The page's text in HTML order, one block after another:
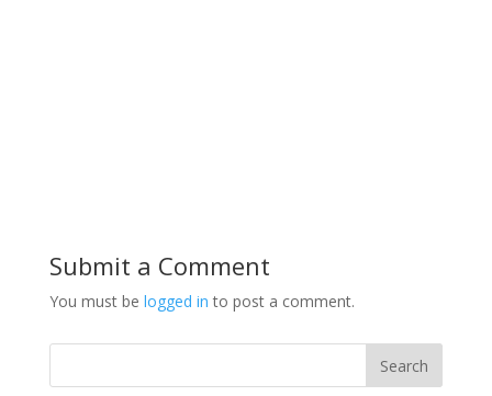
Submit a Comment
You must be logged in to post a comment.